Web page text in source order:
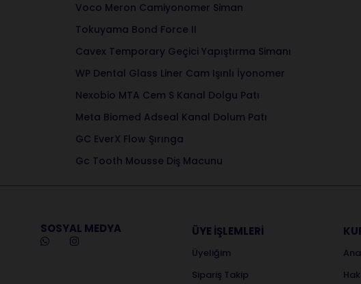
Voco Meron Camiyonomer Siman
Tokuyama Bond Force II
Cavex Temporary Geçici Yapıştırma Simanı
WP Dental Glass Liner Cam Işınlı İyonomer
Nexobio MTA Cem S Kanal Dolgu Patı
Meta Biomed Adseal Kanal Dolum Patı
GC EverX Flow Şırınga
Gc Tooth Mousse Diş Macunu
SOSYAL MEDYA ÜYE İŞLEMLERİ
Üyeliğim
Sipariş Takip